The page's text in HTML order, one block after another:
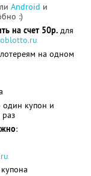
Android и
:)
на счет 50р. для
на одном
один купон и
раз
: